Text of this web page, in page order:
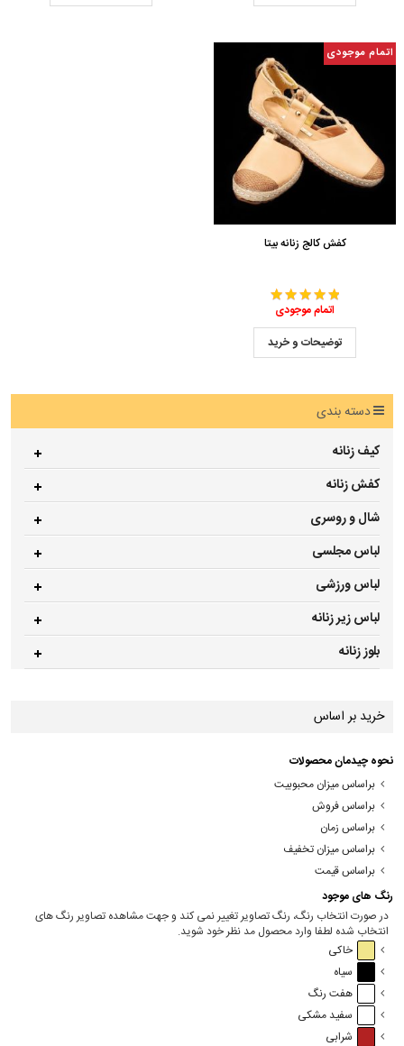
اتمام موجودی
کفش کالج زنانه بیتا
اتمام موجودی
توضیحات و خرید
دسته بندی
کیف زنانه
کفش زنانه
شال و روسری
لباس مجلسی
لباس ورزشی
لباس زیر زنانه
بلوز زنانه
خرید بر اساس
نحوه چیدمان محصولات
براساس میزان محبوبیت
براساس فروش
براساس زمان
براساس میزان تخفیف
براساس قیمت
رنگ های موجود
در صورت انتخاب رنگ، رنگ تصاویر تغییر نمی کند و جهت مشاهده تصاویر رنگ های
انتخاب شده لطفا وارد محصول مد نظر خود شوید.
خاکی
سیاه
هفت رنگ
سفید مشکی
شرابی